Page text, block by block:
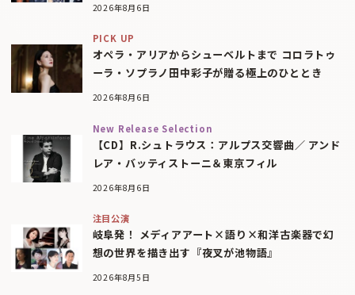
2026年8月6日
PICK UP
オペラ・アリアからシューベルトまで コロラトゥ
ーラ・ソプラノ田中彩子が贈る極上のひととき
2026年8月6日
New Release Selection
【CD】R.シュトラウス：アルプス交響曲／ アンド
レア・バッティストーニ＆東京フィル
2026年8月6日
注目公演
岐阜発！ メディアアート×語り×和洋古楽器で幻
想の世界を描き出す『夜叉が池物語』
2026年8月5日